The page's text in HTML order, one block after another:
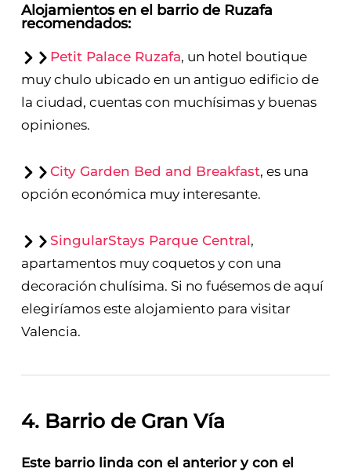
Alojamientos en el barrio de Ruzafa
recomendados:
Petit Palace Ruzafa, un hotel boutique
muy chulo ubicado en un antiguo edificio de
la ciudad, cuentas con muchísimas y buenas
opiniones.
City Garden Bed and Breakfast, es una
opción económica muy interesante.
SingularStays Parque Central,
apartamentos muy coquetos y con una
decoración chulísima. Si no fuésemos de aquí
elegiríamos este alojamiento para visitar
Valencia.
4. Barrio de Gran Vía
Este barrio linda con el anterior y con el